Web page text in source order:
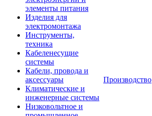
элементы питания
Изделия для
электромонтажа
Инструменты,
техника
Кабеленесущие
системы
Кабели, провода и
аксессуары
Климатические и
инженерные системы
Низковольтное и
Производство